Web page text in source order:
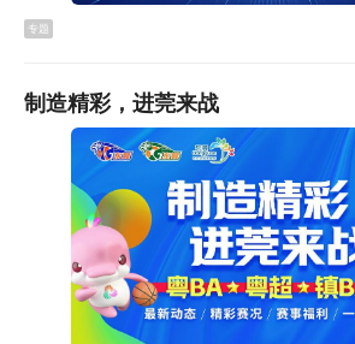
票亭将取消东莞通卡的售卖和充值服
值，集团推出了多种指定充值渠道：
线上自助充值：市民可下载东莞通APP
卡充值”模块进行操作。支持带NFC
iPhone7及以上、ios13及以上版本的
无需线下圈存；无NFC功能的手机可
线下设备圈存。
专题
制造精彩，进莞来战